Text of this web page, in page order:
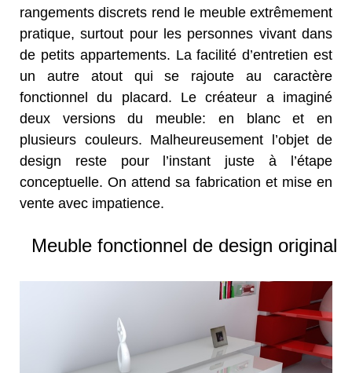
rangements discrets rend le meuble extrêmement
pratique, surtout pour les personnes vivant dans
de petits appartements. La facilité d’entretien est
un autre atout qui se rajoute au caractère
fonctionnel du placard. Le créateur a imaginé
deux versions du meuble: en blanc et en
plusieurs couleurs. Malheureusement l’objet de
design reste pour l’instant juste à l’étape
conceptuelle. On attend sa fabrication et mise en
vente avec impatience.
Meuble fonctionnel de design original